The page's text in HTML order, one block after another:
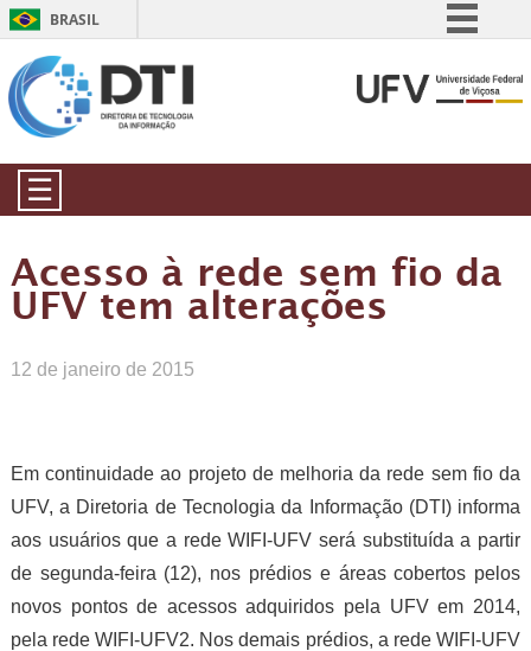
BRASIL
Comunica BR
☰
Acesso à rede sem fio da
UFV tem alterações
12 de janeiro de 2015
Em continuidade ao projeto de melhoria da rede sem fio da
UFV, a Diretoria de Tecnologia da Informação (DTI) informa
aos usuários que a rede WIFI-UFV será substituída a partir
de segunda-feira (12), nos prédios e áreas cobertos pelos
novos pontos de acessos adquiridos pela UFV em 2014,
pela rede WIFI-UFV2. Nos demais prédios, a rede WIFI-UFV